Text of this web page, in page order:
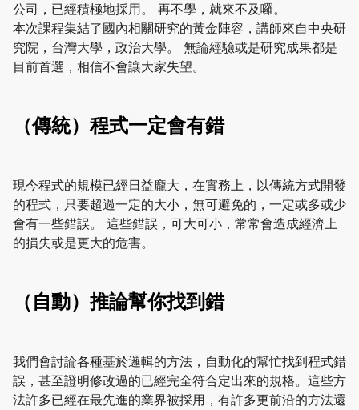
公司，已經積極地採用。 再不學，就來不及囉。
本次課程集結了國內相關研究的黃金陣容，講師來自中央研
究院，台灣大學，政治大學。 無論經驗或是研究成果都是
目前首選，相信不會讓大家失望。
（傳統）程式一定會有錯
現今程式的規模已經日益龐大，在實務上，以傳統方式開發
的程式，只要超過一定的大小，無可避免的，一定或多或少
會有一些錯誤。 這些錯誤，可大可小，常常會造成經濟上
的損失或是更大的危害。
（自動）推論幫你找到錯
我們會討論各種基於邏輯的方法，自動化的幫忙找到程式錯
誤，甚至證明修改過的已經完全符合定出來的規格。這些方
法許多已經在最先進的業界被採用，有許多更前沿的方法還